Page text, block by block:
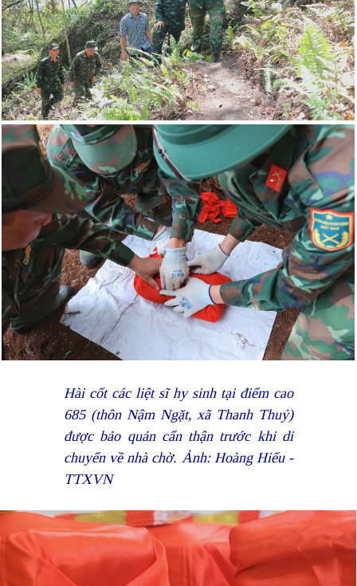
Hài cốt các liệt sĩ hy sinh tại điểm cao
685 (thôn Nậm Ngặt, xã Thanh Thuỷ)
được bảo quản cẩn thận trước khi di
chuyển về nhà chờ. Ảnh: Hoàng Hiếu -
TTXVN